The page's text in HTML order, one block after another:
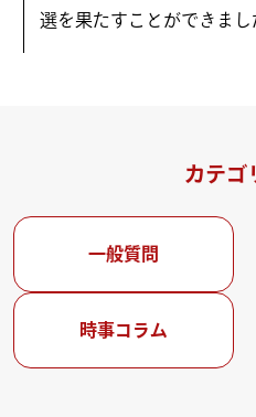
選を果たすことができま
カテゴ
一般質問
時事コラム